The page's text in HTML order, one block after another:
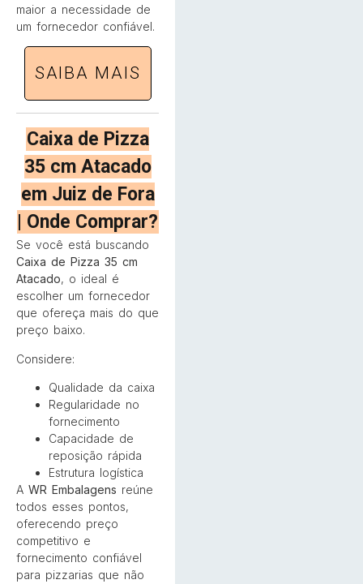
maior a necessidade de
um fornecedor confiável.
SAIBA MAIS
Caixa de Pizza
35 cm Atacado
em Juiz de Fora
| Onde Comprar?
Se você está buscando
Caixa de Pizza 35 cm
Atacado, o ideal é
escolher um fornecedor
que ofereça mais do que
preço baixo.
Considere:
Qualidade da caixa
Regularidade no
fornecimento
Capacidade de
reposição rápida
Estrutura logística
A WR Embalagens reúne
todos esses pontos,
oferecendo preço
competitivo e
fornecimento confiável
para pizzarias que não